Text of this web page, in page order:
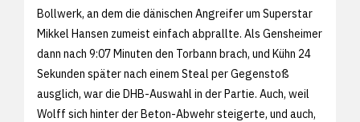
Bollwerk, an dem die dänischen Angreifer um Superstar
Mikkel Hansen zumeist einfach abprallte. Als Gensheimer
dann nach 9:07 Minuten den Torbann brach, und Kühn 24
Sekunden später nach einem Steal per Gegenstoß
ausglich, war die DHB-Auswahl in der Partie. Auch, weil
Wolff sich hinter der Beton-Abwehr steigerte, und auch,